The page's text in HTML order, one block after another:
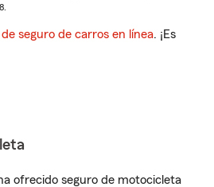
seguro de carros en línea. ¡Es
ofrecido seguro de motocicleta